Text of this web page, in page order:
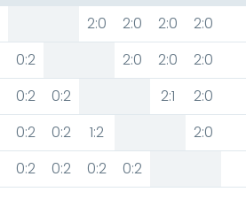
2:0 2:0 2:0 2:0
0:2 2:0 2:0 2:0
0:2 0:2 2:1 2:0
0:2 0:2 1:2 2:0
0:2 0:2 0:2 0:2